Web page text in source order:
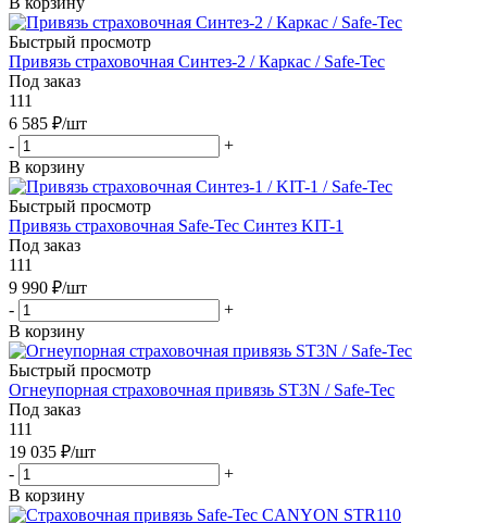
Быстрый просмотр
Привязь страховочная Синтез-2 / Каркас / Safe-Tec
Под заказ
111
6 585 ₽/шт
-
+
В корзину
Быстрый просмотр
Привязь страховочная Safe-Tec Синтез KIT-1
Под заказ
111
9 990 ₽/шт
-
+
В корзину
Быстрый просмотр
Огнеупорная страховочная привязь ST3N / Safe-Tec
Под заказ
111
19 035 ₽/шт
-
+
В корзину